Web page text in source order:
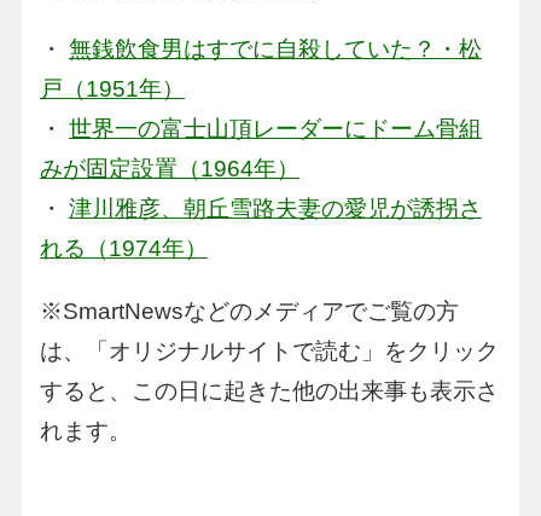
・ 無銭飲食男はすでに自殺していた？・松
戸（1951年）
・ 世界一の富士山頂レーダーにドーム骨組
みが固定設置（1964年）
・ 津川雅彦、朝丘雪路夫妻の愛児が誘拐さ
れる（1974年）
※SmartNewsなどのメディアでご覧の方
は、「オリジナルサイトで読む」をクリック
すると、この日に起きた他の出来事も表示さ
れます。